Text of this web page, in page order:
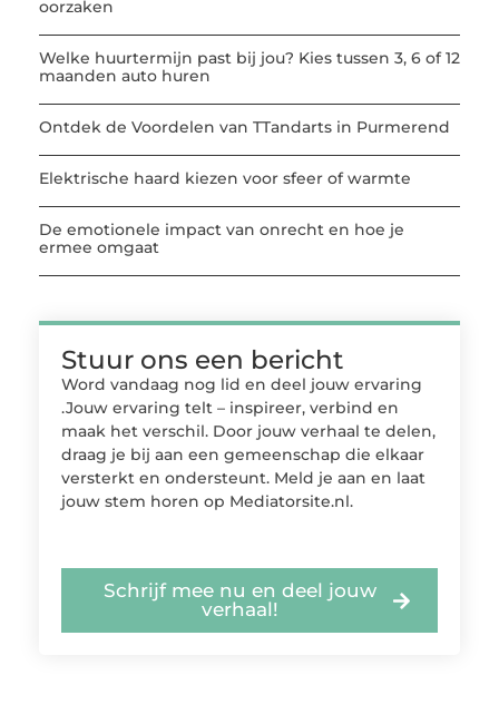
oorzaken
Welke huurtermijn past bij jou? Kies tussen 3, 6 of 12
maanden auto huren
Ontdek de Voordelen van TTandarts in Purmerend
Elektrische haard kiezen voor sfeer of warmte
De emotionele impact van onrecht en hoe je
ermee omgaat
Stuur ons een bericht
Word vandaag nog lid en deel jouw ervaring
.Jouw ervaring telt – inspireer, verbind en
maak het verschil. Door jouw verhaal te delen,
draag je bij aan een gemeenschap die elkaar
versterkt en ondersteunt. Meld je aan en laat
jouw stem horen op Mediatorsite.nl.
Schrijf mee nu en deel jouw
verhaal!